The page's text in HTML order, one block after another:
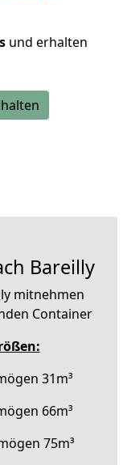
und erhalten
Bareilly
mitnehmen
Container
31m³
66m³
75m³